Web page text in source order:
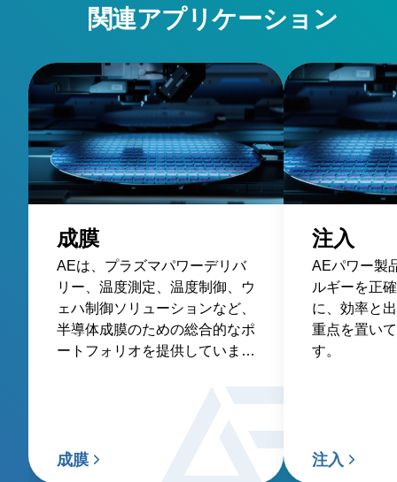
関連アプリケーション
成膜
AEは、プラズマパワーデリバ
リー、温度測定、温度制御、ウ
ェハ制御ソリューションなど、
半導体成膜のための総合的なポ
ートフォリオを提供していま
成膜
注入
AEパワー製
ルギーを正
に、効率と
重点を置い
す。
注入